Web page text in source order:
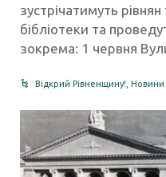
зустрічатимуть
бібліотеки та
зокрема: 1 червня
Відкрий Рівненщину! Новини